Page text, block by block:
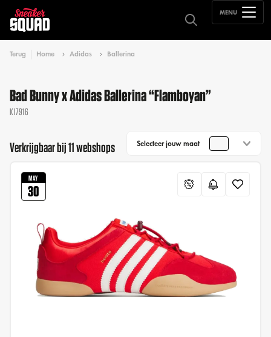
MENU
Terug Home Adidas Ballerina
Bad Bunny x Adidas Ballerina “Flamboyan”
KI7916
Verkrijgbaar bij 11 webshops Selecteer jouw maat
MAY
30